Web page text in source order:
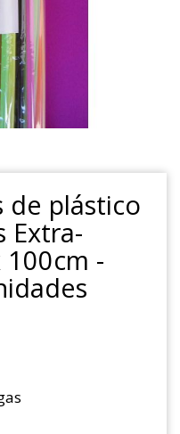
de plástico
Extra-
100cm -